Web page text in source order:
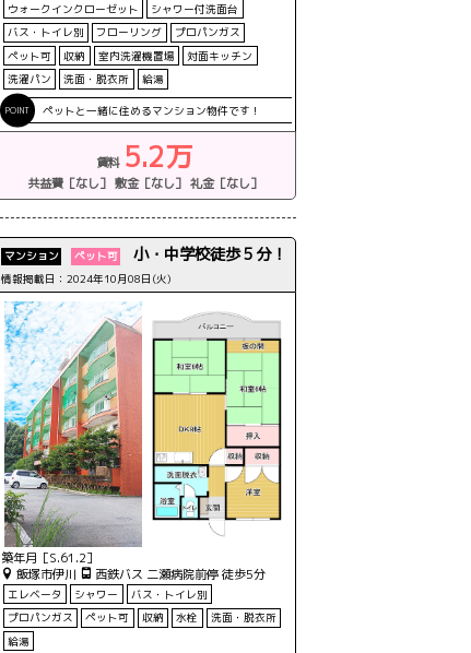
ウォークインクローゼット
シャワー付洗面台
バス・トイレ別
フローリング
プロパンガス
ペット可
収納 室内洗濯機置場
対面キッチン
洗濯パン
洗面・脱衣所 給湯
ペットと一緒に住めるマンション物件です！
賃料 5.2万
共益費［なし］ 敷金［なし］ 礼金［なし］
マンション ペット可 小・中学校徒歩５分！
情報掲載日：2024年10月08日(火)
築年月［S.61.2］
飯塚市伊川
西鉄バス 二瀬病院前停 徒歩5分
エレベータ シャワー
バス・トイレ別
プロパンガス
ペット可 収納 水栓
洗面・脱衣所
給湯